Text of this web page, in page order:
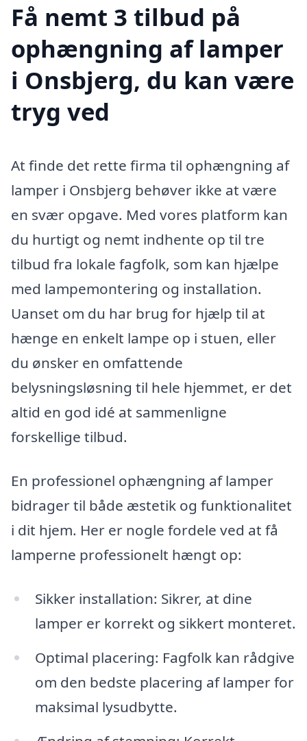
Få nemt 3 tilbud på
ophængning af lamper
i Onsbjerg, du kan være
tryg ved
At finde det rette firma til ophængning af
lamper i Onsbjerg behøver ikke at være
en svær opgave. Med vores platform kan
du hurtigt og nemt indhente op til tre
tilbud fra lokale fagfolk, som kan hjælpe
med lampemontering og installation.
Uanset om du har brug for hjælp til at
hænge en enkelt lampe op i stuen, eller
du ønsker en omfattende
belysningsløsning til hele hjemmet, er det
altid en god idé at sammenligne
forskellige tilbud.
En professionel ophængning af lamper
bidrager til både æstetik og funktionalitet
i dit hjem. Her er nogle fordele ved at få
lamperne professionelt hængt op:
Sikker installation: Sikrer, at dine
lamper er korrekt og sikkert monteret.
Optimal placering: Fagfolk kan rådgive
om den bedste placering af lamper for
maksimal lysudbytte.